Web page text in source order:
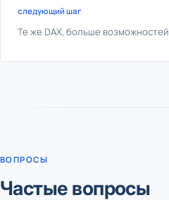
следующий шаг
Те же DAX, больше возможностей
ВОПРОСЫ
Частые вопросы